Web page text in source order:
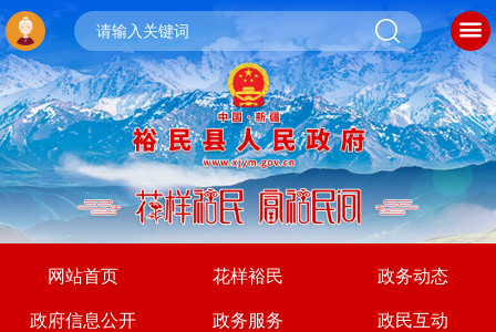
网站首页 花样裕民 政务动态
政府信息公开 政务服务 政民互动